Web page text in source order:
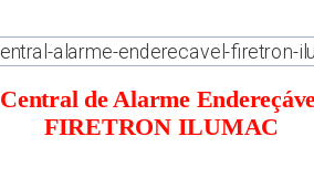
Central de Alarme
FIRETRON ILUMAC